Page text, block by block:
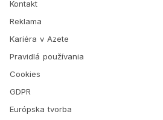
Kontakt
Reklama
Kariéra v Azete
Pravidlá používania
Cookies
GDPR
Európska tvorba